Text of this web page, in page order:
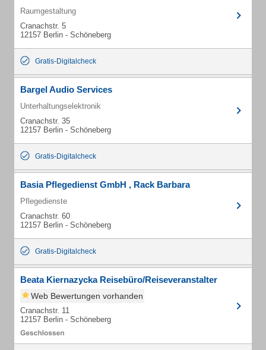
Raumgestaltung
Cranachstr. 5
12157 Berlin - Schöneberg
Gratis-Digitalcheck
Bargel Audio Services
Unterhaltungselektronik
Cranachstr. 35
12157 Berlin - Schöneberg
Gratis-Digitalcheck
Basia Pflegedienst GmbH , Rack Barbara
Pflegedienste
Cranachstr. 60
12157 Berlin - Schöneberg
Gratis-Digitalcheck
Beata Kiernazycka Reisebüro/Reiseveranstalter
Web Bewertungen vorhanden
Cranachstr. 11
12157 Berlin - Schöneberg